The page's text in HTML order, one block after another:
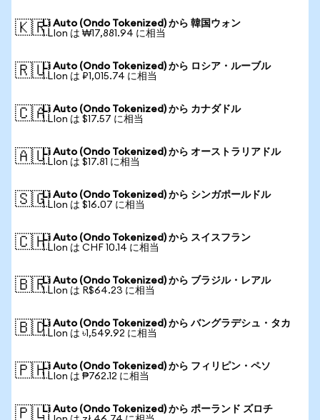
🇰🇷Li Auto (Ondo Tokenized) から 韓国ウォン
1 LIon は ₩17,881.94 に相当
🇷🇺Li Auto (Ondo Tokenized) から ロシア・ルーブル
1 LIon は ₽1,015.74 に相当
🇨🇦Li Auto (Ondo Tokenized) から カナダドル
1 LIon は $17.57 に相当
🇦🇺Li Auto (Ondo Tokenized) から オーストラリアドル
1 LIon は $17.81 に相当
🇸🇬Li Auto (Ondo Tokenized) から シンガポールドル
1 LIon は $16.07 に相当
🇨🇭Li Auto (Ondo Tokenized) から スイスフラン
1 LIon は CHF 10.14 に相当
🇧🇷Li Auto (Ondo Tokenized) から ブラジル・レアル
1 LIon は R$64.23 に相当
🇧🇩Li Auto (Ondo Tokenized) から バングラデシュ・タカ
1 LIon は ৳1,549.92 に相当
🇵🇭Li Auto (Ondo Tokenized) から フィリピン・ペソ
1 LIon は ₱762.12 に相当
🇵🇱Li Auto (Ondo Tokenized) から ポーランド ズロチ